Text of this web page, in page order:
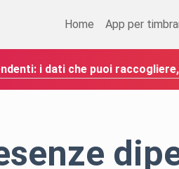
Home App per
i dati che puoi